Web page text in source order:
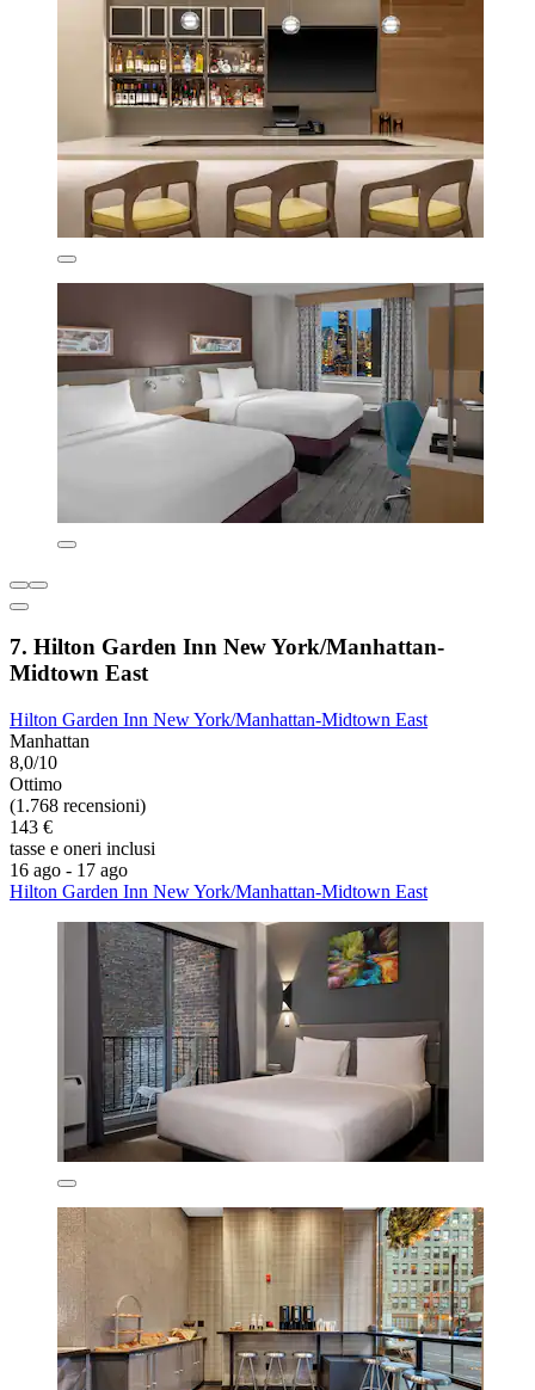
7. Hilton Garden Inn New York/Manhattan-
Midtown East
Hilton Garden Inn New York/Manhattan-Midtown East
Manhattan
8,0/10
Ottimo
(1.768 recensioni)
143 €
tasse e oneri inclusi
16 ago - 17 ago
Hilton Garden Inn New York/Manhattan-Midtown East